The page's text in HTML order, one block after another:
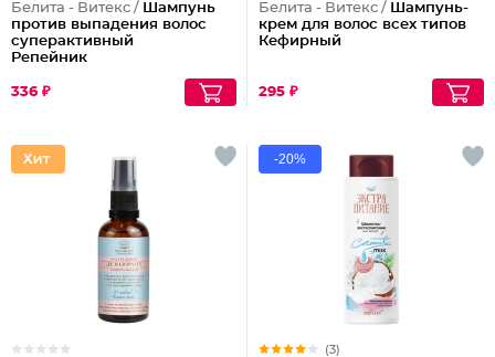
Белита - Витекс / Шампунь
против выпадения волос
суперактивный
Репейник
336 ₽
Белита - Витекс / Шампунь-
крем для волос всех типов
Кефирный
295 ₽
-20%
(3)